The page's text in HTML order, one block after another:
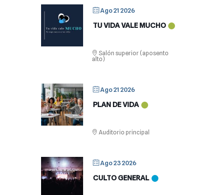
Ago 21 2026
TU VIDA VALE MUCHO
Salón superior (aposento
alto)
Ago 21 2026
PLAN DE VIDA
Auditorio principal
Ago 23 2026
CULTO GENERAL